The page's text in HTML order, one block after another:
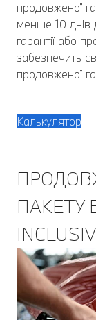
продовженої
менше 10 днів
гарантії або
забезпечить
продовженої
Калькулятор
ПАКЕТУ